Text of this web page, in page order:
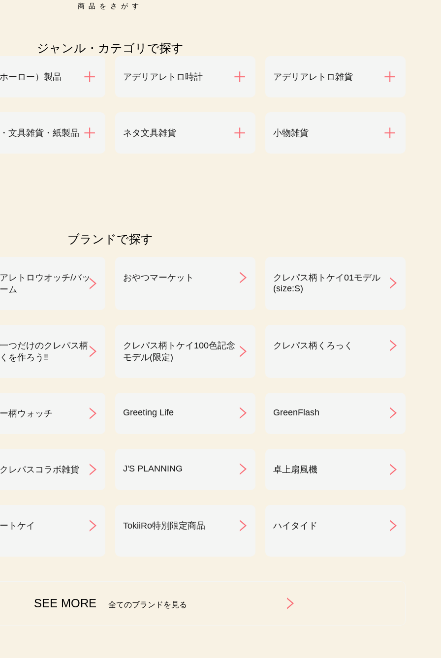
商品をさがす
ジャンル・カテゴリで探す
ーロー）製品 アデリアレトロ時計 アデリアレトロ雑貨
文具雑貨・紙製品 ネタ文具雑貨 小物雑貨
ブランドで探す
レトロウオッチ/バッ
ム
おやつマーケット
クレパス柄トケイ01モデル
(size:S)
つだけのクレパス柄
を作ろう‼︎
クレパス柄トケイ100色記念
モデル(限定)
クレパス柄くろっく
柄ウォッチ Greeting Life GreenFlash
レパスコラボ雑貨 J'S PLANNING 卓上扇風機
トケイ TokiiRo特別限定商品 ハイタイド
SEE MORE 全てのブランドを見る